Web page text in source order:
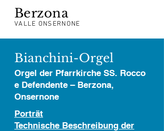
Berzona
VALLE ONSERNONE
Bianchini-Orgel
Orgel der Pfarrkirche SS. Rocco
e Defendente – Berzona,
Onsernone
Porträt
Technische Beschreibung der